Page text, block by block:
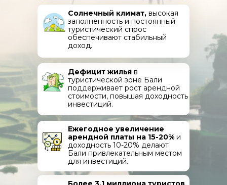
Солнечный климат, высокая
заполненность и постоянный
туристический спрос
обеспечивают стабильный
доход.
Дефицит жилья в
туристической зоне Бали
поддерживает рост арендной
стоимости, повышая доходность
инвестиций.
Ежегодное увеличение
арендной платы на 15-20% и
доходность 10-20% делают
Бали привлекательным местом
для инвестиций.